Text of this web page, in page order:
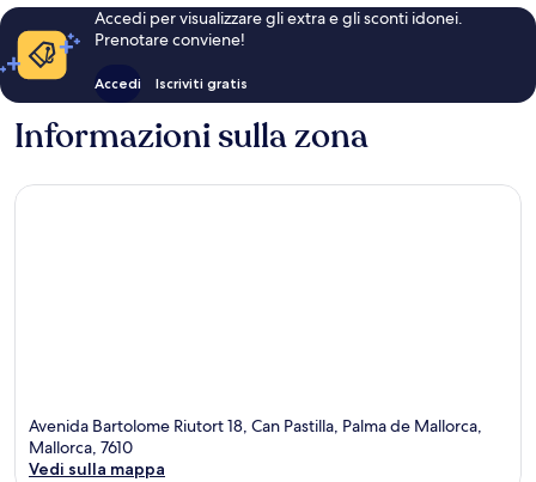
Accedi per visualizzare gli extra e gli sconti idonei.
Prenotare conviene!
Accedi Iscriviti gratis
Informazioni sulla zona
Avenida Bartolome Riutort 18, Can Pastilla, Palma de Mallorca,
Mallorca, 7610
Vedi sulla mappa